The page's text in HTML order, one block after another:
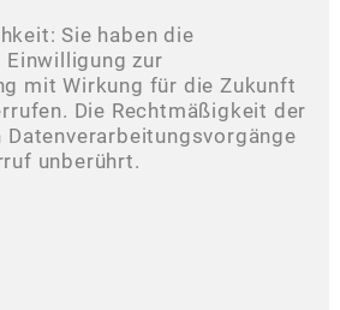
Sie haben die
zur
mit Wirkung für die Zukunft
Die Rechtmäßigkeit der
unberührt.